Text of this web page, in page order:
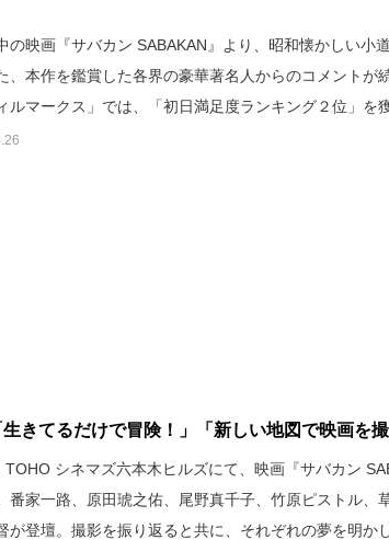
の映画『サバカン SABAKAN』より、昭和懐かしい小
、本作を鑑賞した各界の豪華著名人からのコメントが
ルマークス」では、「初日満足度ランキング２位」を
きてるだけで冒険！」「新しい地図で映画を
TOHO シネマズ六本木ヒルズにて、映画『サバカン
番家一路、原田琥之佑、尾野真千子、竹原ピストル、
が登壇。撮影を振り返ると共に、それぞれの夢を明かし